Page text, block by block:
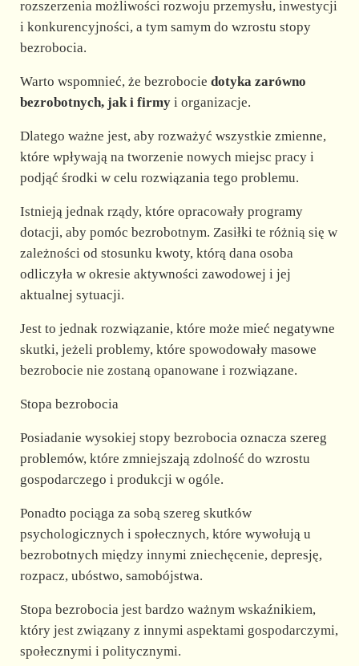
rozszerzenia możliwości rozwoju przemysłu, inwestycji
i konkurencyjności, a tym samym do wzrostu stopy
bezrobocia.
Warto wspomnieć, że bezrobocie dotyka zarówno
bezrobotnych, jak i firmyi organizacje.
Dlatego ważne jest, aby rozważyć wszystkie zmienne,
które wpływają na tworzenie nowych miejsc pracy i
podjąć środki w celu rozwiązania tego problemu.
Istnieją jednak rządy, które opracowały programy
dotacji, aby pomóc bezrobotnym. Zasiłki te różnią się w
zależności od stosunku kwoty, którą dana osoba
odliczyła w okresie aktywności zawodowej i jej
aktualnej sytuacji.
Jest to jednak rozwiązanie, które może mieć negatywne
skutki, jeżeli problemy, które spowodowały masowe
bezrobocie nie zostaną opanowane i rozwiązane.
Stopa bezrobocia
Posiadanie wysokiej stopy bezrobocia oznacza szereg
problemów, które zmniejszają zdolność do wzrostu
gospodarczego i produkcji w ogóle.
Ponadto pociąga za sobą szereg skutków
psychologicznych i społecznych, które wywołują u
bezrobotnych między innymi zniechęcenie, depresję,
rozpacz, ubóstwo, samobójstwa.
Stopa bezrobocia jest bardzo ważnym wskaźnikiem,
który jest związany z innymi aspektami gospodarczymi,
społecznymi i politycznymi.